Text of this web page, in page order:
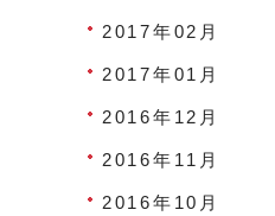
2017年02月
2017年01月
2016年12月
2016年11月
2016年10月